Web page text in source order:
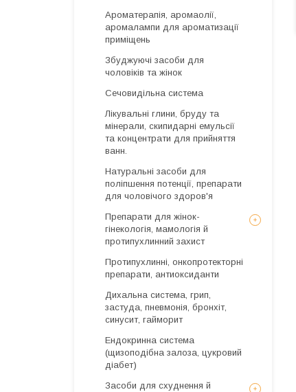
Ароматерапія, аромаолії,
аромалампи для ароматизації
приміщень
Збуджуючі засоби для
чоловіків та жінок
Сечовидільна система
Лікувальні глини, бруду та
мінерали, скипидарні емульсії
та концентрати для прийняття
ванн.
Натуральні засоби для
поліпшення потенції, препарати
для чоловічого здоров'я
Препарати для жінок-
гінекологія, мамологія й
протипухлинний захист
Протипухлинні, онкопротекторні
препарати, антиоксиданти
Дихальна система, грип,
застуда, пневмонія, бронхіт,
синусит, гайморит
Ендокринна система
(щизоподібна залоза, цукровий
діабет)
Засоби для схуднення й